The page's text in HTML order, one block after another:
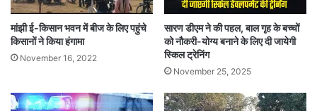
मांझी ई-किसान भवन में बीज के लिए पहुंचे
किसानों ने किया हंगामा
November 16, 2022
सारण डीएम ने की पहल, बाल गृह के बच्चों
को नौकरी-योग्य बनाने के लिए दी जायेगी
स्किल ट्रेनिंग
November 25, 2025